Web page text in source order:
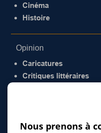
Cinéma
Histoire
Opinion
Caricatures
Critiques littéraires
Nous prenons à